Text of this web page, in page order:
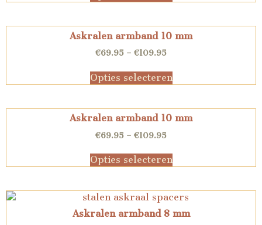
Askralen armband 10 mm
€69.95 – €109.95
Opties selecteren
Askralen armband 10 mm
€69.95 – €109.95
Opties selecteren
Askralen armband 8 mm